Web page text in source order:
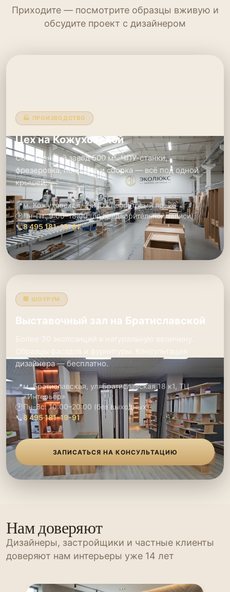
Приходите — посмотрите образцы вживую и
обсудите проект с дизайнером
🏭 ПРОИЗВОДСТВО
Цех на Кожуховской
Собственный завод 500 м². ЧПУ-станки,
фрезеровка, покраска и сборка — всё под одной
крышей.
📍м. Кожуховская, 2-й Южнопортовый пр. 26
🕑Пн–Пт: 9:00–18:00 (по предварительной записи)
📞8 495 181-19-91
🏢 ШОУРУМ
Выставочный зал на Братиславской
Более 30 экспозиций в натуральную величину.
Образцы фасадов и фурнитуры. Консультация
дизайнера — бесплатно.
📍м. Братиславская, ул. Братиславская 18 к1, ТЦ
«Интерьер»
🕑Пн–Вс: 10:00–20:00 (без выходных)
📞8 495 181-19-91
ЗАПИСАТЬСЯ НА КОНСУЛЬТАЦИЮ
Нам доверяют
Дизайнеры, застройщики и частные клиенты
доверяют нам интерьеры уже 14 лет